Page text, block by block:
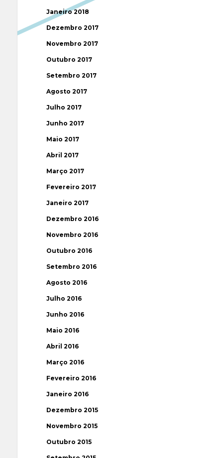
Janeiro 2018
Dezembro 2017
Novembro 2017
Outubro 2017
Setembro 2017
Agosto 2017
Julho 2017
Junho 2017
Maio 2017
Abril 2017
Março 2017
Fevereiro 2017
Janeiro 2017
Dezembro 2016
Novembro 2016
Outubro 2016
Setembro 2016
Agosto 2016
Julho 2016
Junho 2016
Maio 2016
Abril 2016
Março 2016
Fevereiro 2016
Janeiro 2016
Dezembro 2015
Novembro 2015
Outubro 2015